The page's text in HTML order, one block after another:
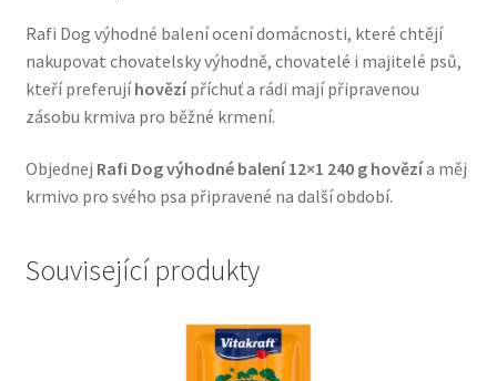
Purizon pro psy — Vysoký obsah masa, bez obilovin
Royal Canin pro psy
Vodítka a obojky
Wolf of Wilderness
Rafi Dog výhodné balení ocení domácnosti, které chtějí
nakupovat chovatelsky výhodně, chovatelé i majitelé psů,
kteří preferujíhovězípříchuť a rádi mají připravenou
zásobu krmiva pro běžné krmení.
Objednej Rafi Dog výhodné balení 12×1 240 g hovězía měj
krmivo pro svého psa připravené na další období.
Související produkty